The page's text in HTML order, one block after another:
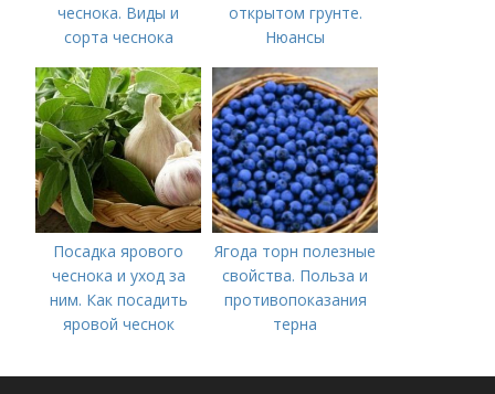
чеснока. Виды и
сорта чеснока
открытом грунте.
Нюансы
озимого чеснока
Посадка ярового
чеснока и уход за
ним. Как посадить
яровой чеснок
Ягода торн полезные
свойства. Польза и
противопоказания
терна